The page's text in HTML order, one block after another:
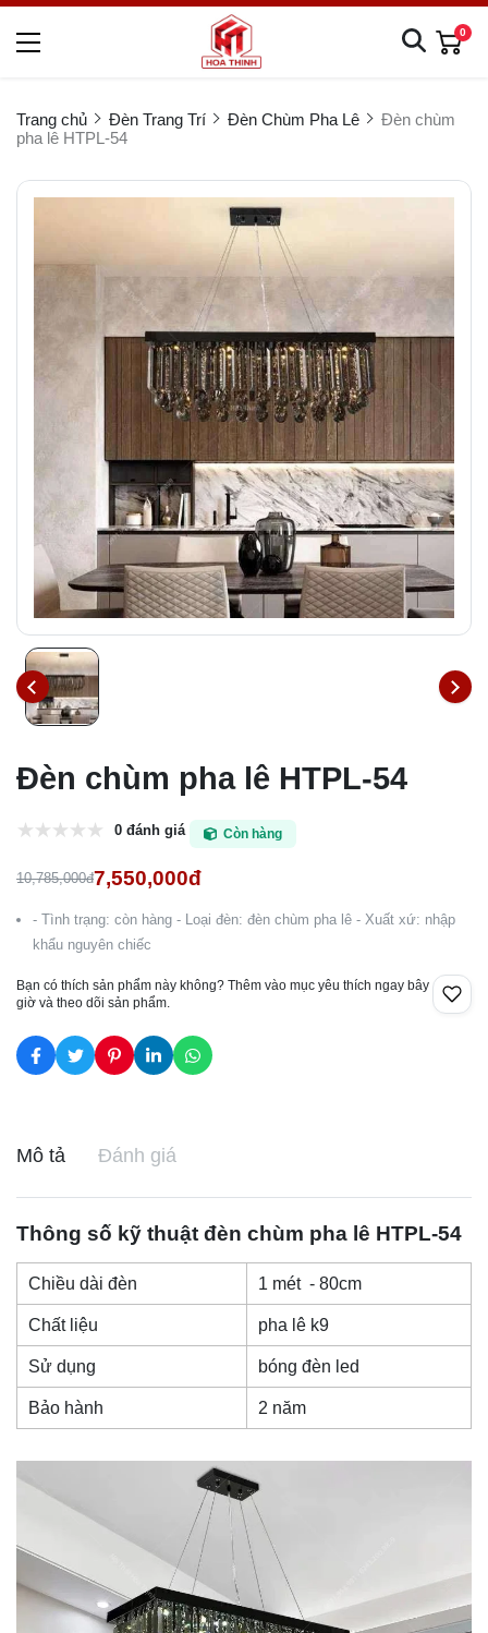
0
Trang chủ Đèn Trang Trí Đèn Chùm Pha Lê
Đèn chùm
pha lê HTPL-54
Đèn chùm pha lê HTPL-54
0 đánh giá Còn hàng
10,785,000đ7,550,000đ
- Tình trạng: còn hàng - Loại đèn: đèn chùm pha lê - Xuất xứ: nhập
khẩu nguyên chiếc
Bạn có thích sản phẩm này không? Thêm vào mục yêu thích ngay bây
giờ và theo dõi sản phẩm.
Mô tả Đánh giá
Thông số kỹ thuật đèn chùm pha lê HTPL-54
Chiều dài đèn 1 mét - 80cm
Chất liệu pha lê k9
Sử dụng bóng đèn led
Bảo hành 2 năm